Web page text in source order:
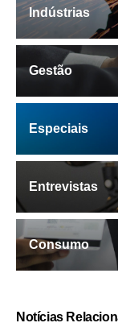
Indústrias
Gestão
Especiais
Entrevistas
Consumo
Notícias